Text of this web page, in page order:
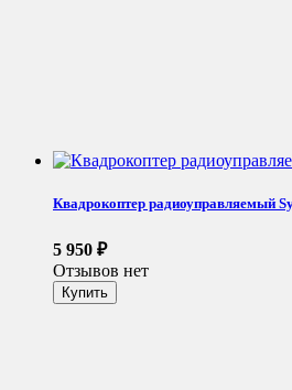
Квадрокоптер радиоуправляемый
5 950 ₽
Отзывов нет